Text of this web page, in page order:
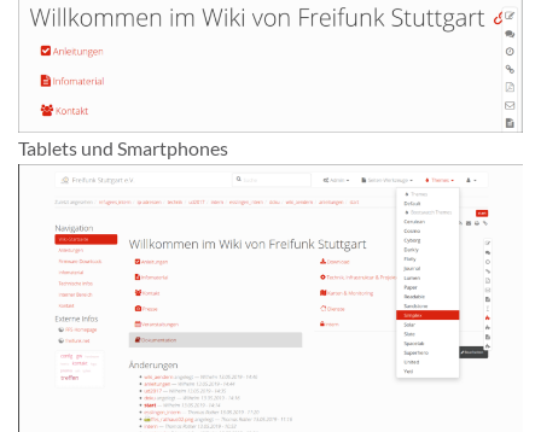
Tablets und Smartphones